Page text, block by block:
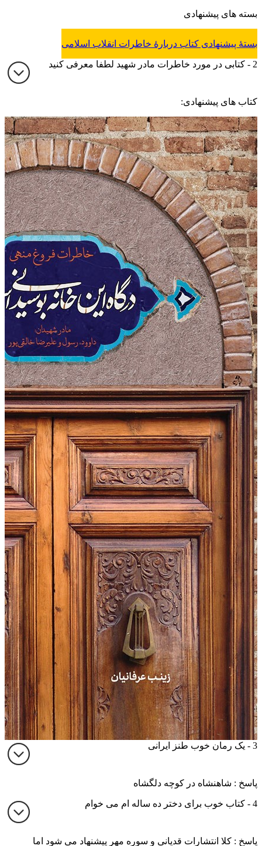
بسته های پیشنهادی
بستۀ پیشنهادی کتاب دربارۀ خاطرات انقلاب اسلامی
2 - کتابی در مورد خاطرات مادر شهید لطفا معرفی کنید
کتاب های پیشنهادی:
3 - یک رمان خوب طنز ایرانی
پاسخ : شاهنشاه در کوچه دلگشاه
4 - کتاب خوب برای دختر ده ساله ام می خوام
پاسخ : کلا انتشارات قدیانی و سوره مهر پیشنهاد می شود اما